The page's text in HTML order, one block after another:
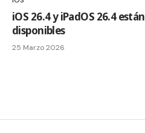
iOS 26.4 y iPadOS 26.4 están
disponibles
25 Marzo 2026